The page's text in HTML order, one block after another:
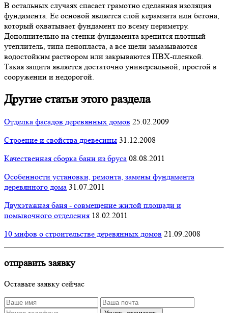
В остальных случаях спасает грамотно сделанная изоляция
фундамента. Ее основой является слой керамзита или бетона,
который охватывает фундамент по всему периметру.
Дополнительно на стенки фундамента крепится плотный
утеплитель, типа пенопласта, а все щели замазываются
водостойким раствором или закрываются ПВХ-пленкой.
Такая защита является достаточно универсальной, простой в
сооружении и недорогой.
Другие статьи этого раздела
Отделка фасадов деревянных домов 25.02.2009
Строение и свойства древесины 31.12.2008
Качественная сборка бани из бруса 08.08.2011
Особенности установки, ремонта, замены фундамента
деревянного дома 31.07.2011
Двухэтажная баня - совмещение жилой площади и
помывочного отделения 18.02.2011
10 мифов о строительстве деревянных домов 21.09.2008
отправить заявку
Оставьте заявку сейчас